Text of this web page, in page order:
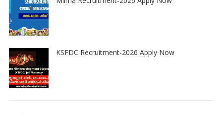
KSFDC Recruitment-2026 Apply Now